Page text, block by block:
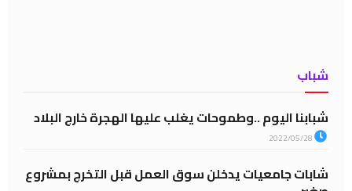
شباب
شبابنا اليوم ..وطموحات يغلب عليها الهجرة خارج البلاد
شابات جامعيات يدخلن سوق العمل قبل التخرج بمشروع